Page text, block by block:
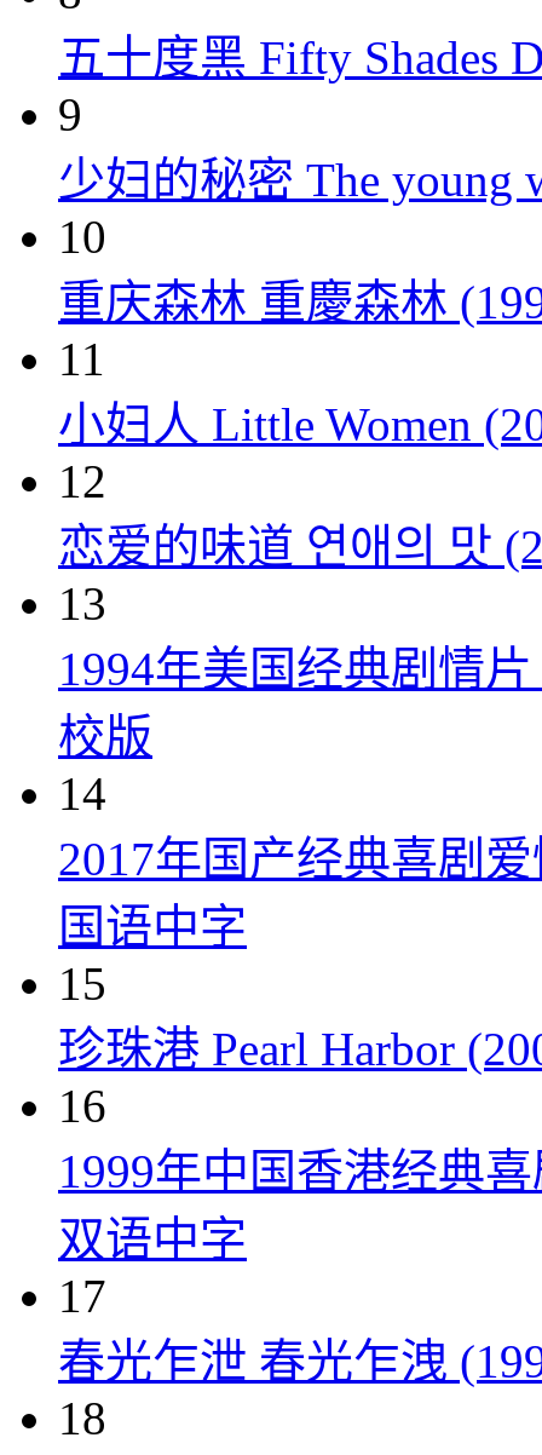
五十度黑 Fifty Shades
9
少妇的秘密 The young
10
重庆森林 重慶森林
11
小妇人 Little Women
12
恋爱的味道 연애의 맛
13
1994年美国经典剧情
校版
14
2017年国产经典喜剧
国语中字
15
珍珠港 Pearl Harbor
16
1999年中国香港经典
双语中字
17
春光乍泄 春光乍洩
18